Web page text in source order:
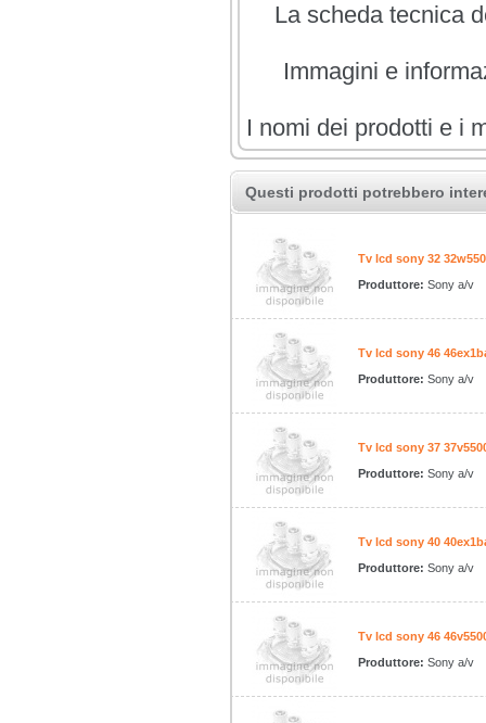
La scheda tecnica
Immagini e
I nomi dei prodotti e i
Questi prodotti potrebbero
Tv lcd sony 32
Produttore: Sony a/v
Tv lcd sony 46
Produttore: Sony a/v
Tv lcd sony 37
Produttore: Sony a/v
Tv lcd sony 40
Produttore: Sony a/v
Tv lcd sony 46
Produttore: Sony a/v